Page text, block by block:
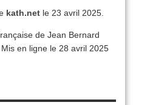
kath.net le 23 avril 2025.
de Jean Bernard
en ligne le 28 avril 2025